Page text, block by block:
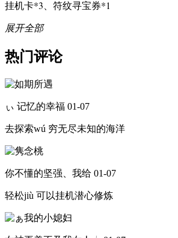
挂机卡*3、符纹寻宝券*1
展开全部
热门评论
ぃ 记忆的幸福 01-07
去探索wú 穷无尽未知的海洋
你不懂的坚强、我给 01-07
轻松jiù 可以挂机潜心修炼